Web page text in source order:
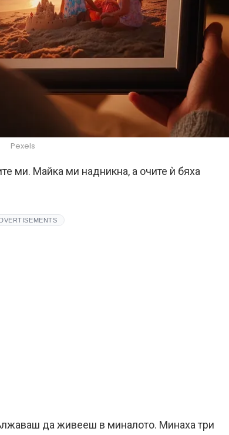
Pexels
ми. Майка ми надникна, а очите ѝ бяха
да живееш в миналото. Минаха три